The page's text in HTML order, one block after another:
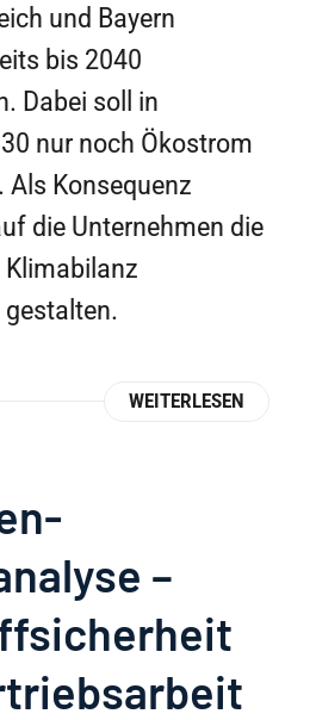
und Bayern
bis 2040
Dabei soll in
nur noch Ökostrom
Als Konsequenz
die Unternehmen die
WEITERLESEN
–